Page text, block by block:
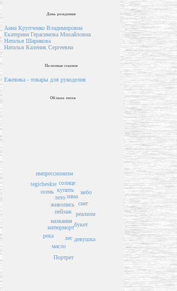
День рождения
Анна Крупченко Владимировна
Екатерина Герасимова Михайловна
Наталья Шарикова
Наталья Каленик Сергеевна
Полезные ссылки
Ежевика - товары для рукоделия
Облако тегов
пейзаж
названия
живопись
лето
натюрморт
купить
солнце
лес
зима
осень
букет
масло
река
снег
tegicheskie
реализм
небо
импрессионизм
Портрет
девушка